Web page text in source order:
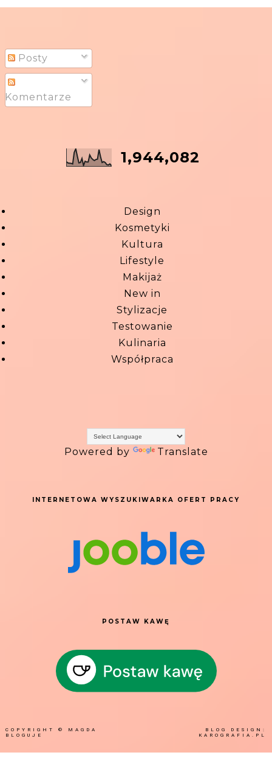
Posty
Komentarze
1,944,082
Design
Kosmetyki
Kultura
Lifestyle
Makijaż
New in
Stylizacje
Testowanie
Kulinaria
Współpraca
Powered by Translate
INTERNETOWA WYSZUKIWARKA OFERT PRACY
POSTAW KAWĘ
COPYRIGHT ©
MAGDA
BLOGUJE
BLOG DESIGN:
KAROGRAFIA.PL